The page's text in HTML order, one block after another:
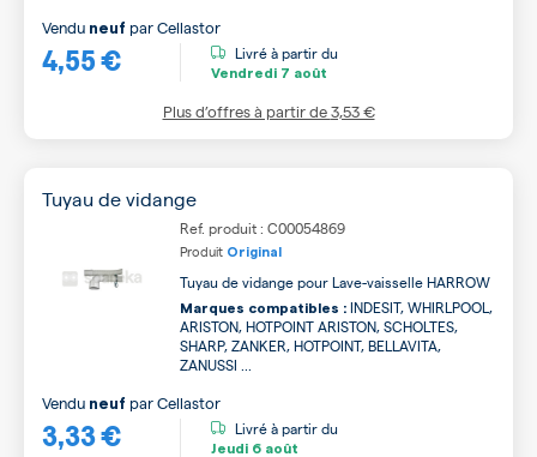
4,55 €
Vendu neuf parCellastor
Livré à partir du
Vendredi 7 août
Plus d’offres à partir de3,53 €
Tuyau de vidange
Ref. produit : C00054869
Produit Original
Tuyau de vidange pour Lave-vaisselle HARROW
Marques compatibles : INDESIT, WHIRLPOOL,
ARISTON, HOTPOINT ARISTON, SCHOLTES,
SHARP, ZANKER, HOTPOINT, BELLAVITA,
ZANUSSI ...
3,33 €
Vendu neuf parCellastor
Livré à partir du
Jeudi 6 août